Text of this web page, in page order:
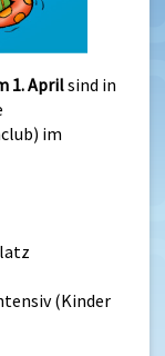
1. Aprilsind in
im
(Kinder